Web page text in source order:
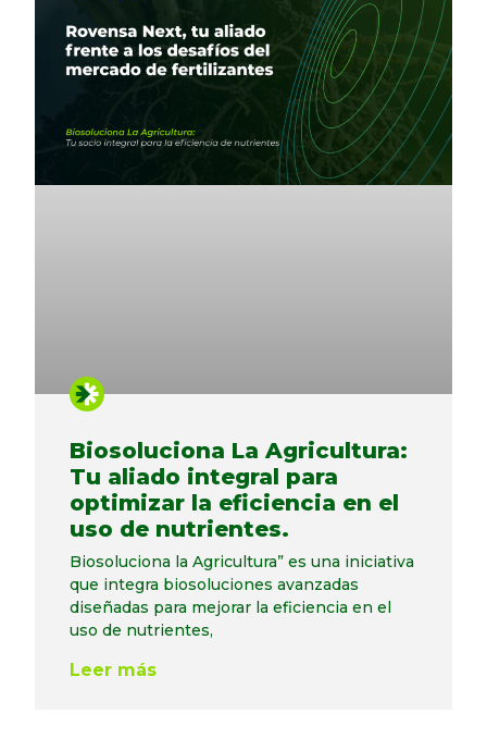
Biosoluciona La Agricultura:
Tu aliado integral para
optimizar la eficiencia en el
uso de nutrientes.
Biosoluciona la Agricultura” es una iniciativa
que integra biosoluciones avanzadas
diseñadas para mejorar la eficiencia en el
uso de nutrientes,
Leer más